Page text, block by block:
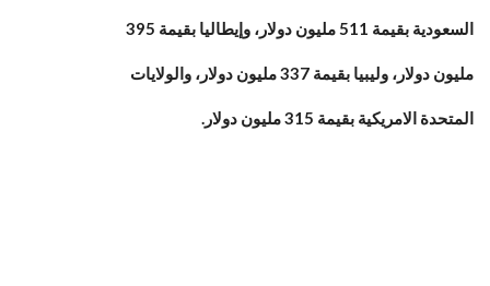
السعودية بقيمة 511 مليون دولار، وإيطاليا بقيمة 395
مليون دولار، وليبيا بقيمة 337 مليون دولار، والولايات
المتحدة الامريكية بقيمة 315 مليون دولار.